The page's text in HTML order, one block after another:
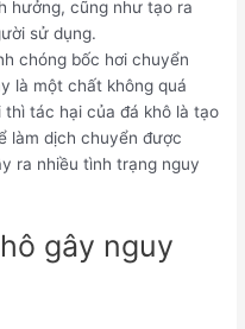
hưởng, cũng như tạo ra
sử dụng.
chóng bốc hơi chuyển
là một chất không quá
tác hại của đá khô là tạo
làm dịch chuyển được
ra nhiều tình trạng nguy
gây nguy